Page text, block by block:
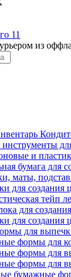
11
из
и
бумага для
маты,
для создания
тейп
для
для создания
для
формы для
формы для
формы для
бумажные